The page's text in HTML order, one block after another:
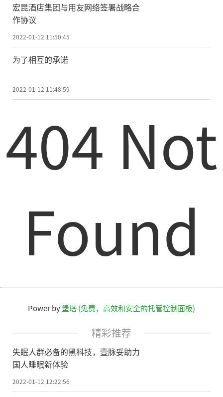
宏昆酒店集团与用友网络签署战略合
作协议
2022-01-12 11:50:45
为了相互的承诺
2022-01-12 11:48:59
404 Not
Found
Power by堡塔 (免费，高效和安全的托管控制面板)
精彩推荐
失眠人群必备的黑科技，壹脉妥助力
国人睡眠新体验
2022-01-12 12:22:56